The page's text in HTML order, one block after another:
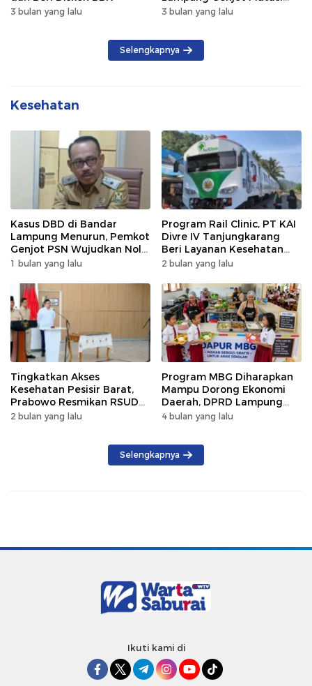
3 bulan yang lalu
Kendaraan Luar Daerah
3 bulan yang lalu
Selengkapnya
Kesehatan
Kasus DBD di Bandar
Lampung Menurun, Pemkot
Genjot PSN Wujudkan Nol
Kematian
1 bulan yang lalu
Program Rail Clinic, PT KAI
Divre IV Tanjungkarang
Beri Layanan Kesehatan
Gratis 250 Warga
2 bulan yang lalu
Tingkatkan Akses
Kesehatan Pesisir Barat,
Prabowo Resmikan RSUD
KH Muhammad Thohir
2 bulan yang lalu
Program MBG Diharapkan
Mampu Dorong Ekonomi
Daerah, DPRD Lampung
Tekankan Pemanfaatan
4 bulan yang lalu
Selengkapnya
Ikuti kami di